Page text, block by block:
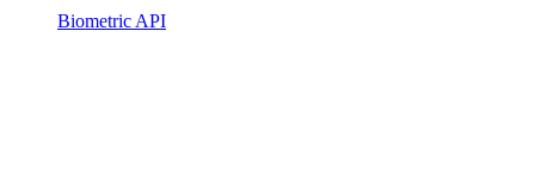
Biometric API